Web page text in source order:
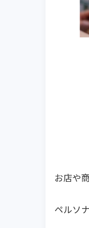
お店や
ペルソ